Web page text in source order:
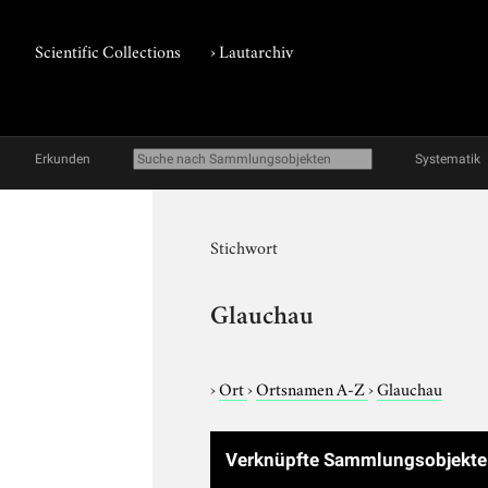
Scientific Collections ›Lautarchiv
Erkunden Systematik
Stichwort
Glauchau
›Ort›Ortsnamen A-Z›Glauchau
Verknüpfte Sammlungsobjekte